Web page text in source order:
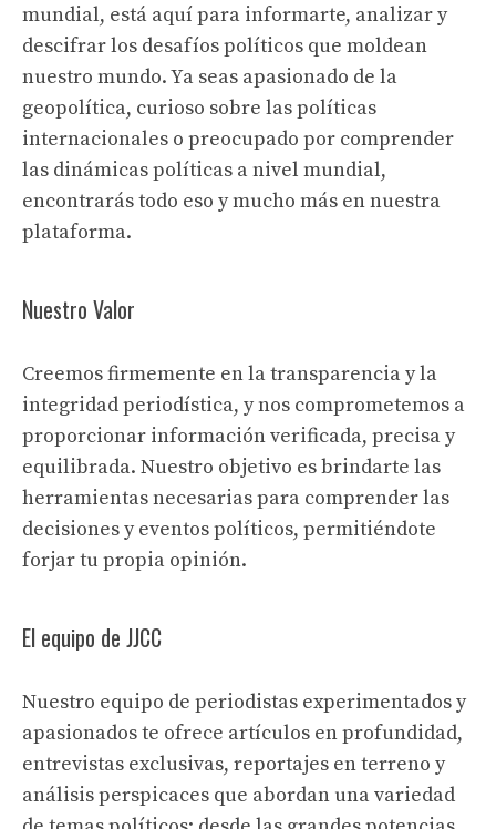
mundial, está aquí para informarte, analizar y
descifrar los desafíos políticos que moldean
nuestro mundo. Ya seas apasionado de la
geopolítica, curioso sobre las políticas
internacionales o preocupado por comprender
las dinámicas políticas a nivel mundial,
encontrarás todo eso y mucho más en nuestra
plataforma.
Nuestro Valor
Creemos firmemente en la transparencia y la
integridad periodística, y nos comprometemos a
proporcionar información verificada, precisa y
equilibrada. Nuestro objetivo es brindarte las
herramientas necesarias para comprender las
decisiones y eventos políticos, permitiéndote
forjar tu propia opinión.
El equipo de JJCC
Nuestro equipo de periodistas experimentados y
apasionados te ofrece artículos en profundidad,
entrevistas exclusivas, reportajes en terreno y
análisis perspicaces que abordan una variedad